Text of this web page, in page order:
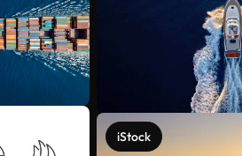
iStock